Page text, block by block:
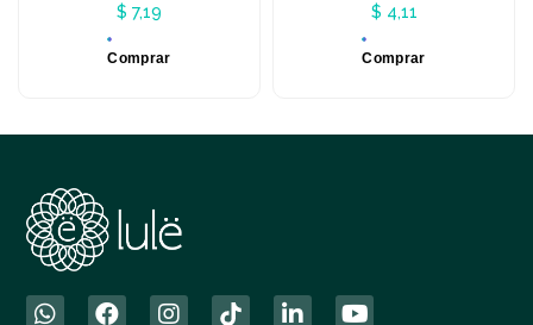
$ 7,19
Comprar
$ 4,11
Comprar